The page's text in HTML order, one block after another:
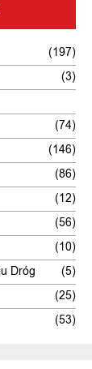
(197)
(3)
(74)
(146)
(86)
(12)
(56)
(10)
Dróg
(5)
(25)
(53)